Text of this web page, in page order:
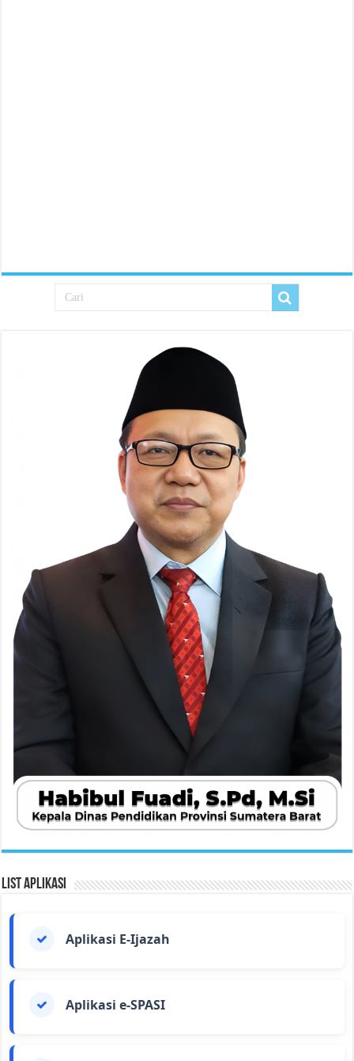
List Aplikasi
Aplikasi E-Ijazah
Aplikasi e-SPASI